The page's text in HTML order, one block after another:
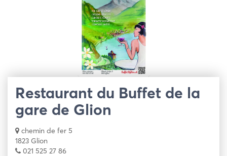
Restaurant du Buffet de la
gare de Glion
chemin de fer 5
1823 Glion
021 525 27 86